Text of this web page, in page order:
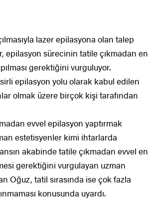
lazer epilasyona olan talep
epilasyon sürecinin tatile çıkmadan en
gerektiğini vurguluyor.
epilasyon yolu olarak kabul edilen
olmak üzere birçok kişi tarafından
evvel epilasyon yaptırmak
estetisyenler kimi ihtarlarda
akabinde tatile çıkmadan evvel en
gerektiğini vurgulayan uzman
Oğuz, tatil sırasında ise çok fazla
konusunda uyardı.